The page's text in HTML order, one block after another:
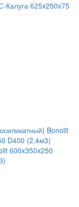
Калуга 625x250x75
600x350x250